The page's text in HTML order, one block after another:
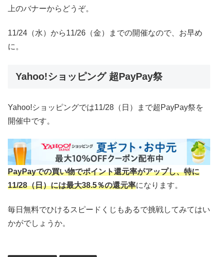
上のバナーからどうぞ。
11/24（水）から11/26（金）までの開催なので、お早め
に。
Yahoo!ショッピング 超PayPay祭
Yahoo!ショッピングでは11/28（日）まで超PayPay祭を
開催中です。
PayPayでの買い物でポイント還元率がアップし、特に
11/28（日）には最大38.5％の還元率になります。
毎日無料でひけるスピードくじもあるで挑戦してみてはい
かがでしょうか。